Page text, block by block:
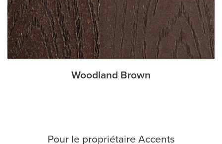
Woodland Brown
Pour le propriétaire Accents